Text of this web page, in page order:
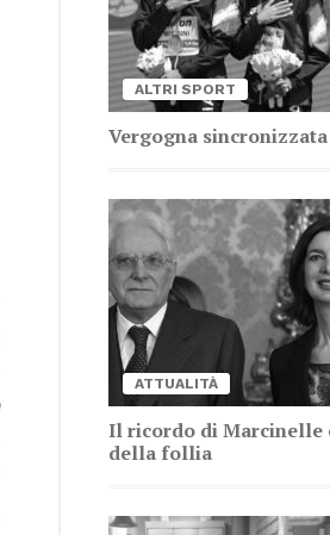
AL­TRI SPORT
Ver­go­gna sin­cro­niz­za­ta
AT­TUA­LI­TÀ
Il ri­cor­do di Mar­ci­nel­le
del­la fol­lia